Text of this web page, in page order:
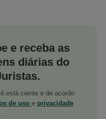
e receba as
diárias do
está ciente e de acordo
de uso e privacidade